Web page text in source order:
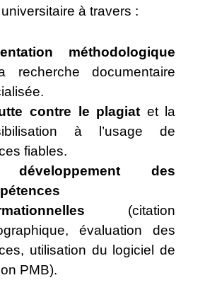
à travers :
méthodologique
recherche documentaire
contre le plagiat et la
à l’usage de
fiables.
des
(citation
évaluation des
utilisation du logiciel de
PMB).